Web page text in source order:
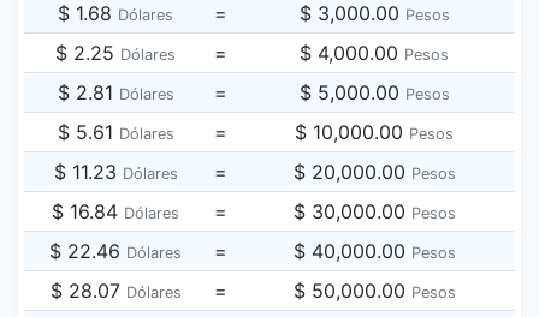
$ 1.68 Dólares = $ 3,000.00 Pesos
$ 2.25 Dólares = $ 4,000.00 Pesos
$ 2.81 Dólares = $ 5,000.00 Pesos
$ 5.61 Dólares = $ 10,000.00 Pesos
$ 11.23 Dólares = $ 20,000.00 Pesos
$ 16.84 Dólares = $ 30,000.00 Pesos
$ 22.46 Dólares = $ 40,000.00 Pesos
$ 28.07 Dólares = $ 50,000.00 Pesos